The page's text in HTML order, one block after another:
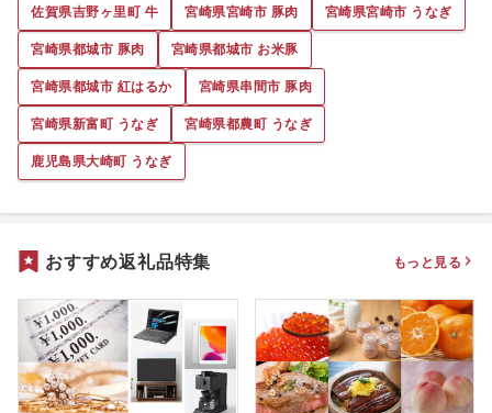
佐賀県吉野ヶ里町 牛
宮崎県宮崎市 豚肉
宮崎県宮崎市 うなぎ
宮崎県都城市 豚肉
宮崎県都城市 お米豚
宮崎県都城市 紅はるか
宮崎県串間市 豚肉
宮崎県新富町 うなぎ
宮崎県都農町 うなぎ
鹿児島県大崎町 うなぎ
おすすめ返礼品特集 もっと見る